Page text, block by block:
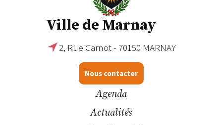
Ville de Marnay
2, Rue Carnot - 70150 MARNAY
Nous contacter
Agenda
Actualités